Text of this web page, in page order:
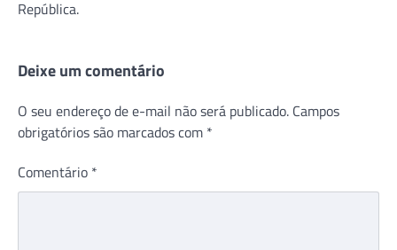
República.
Deixe um comentário
O seu endereço de e-mail não será publicado. Campos
obrigatórios são marcados com *
Comentário *